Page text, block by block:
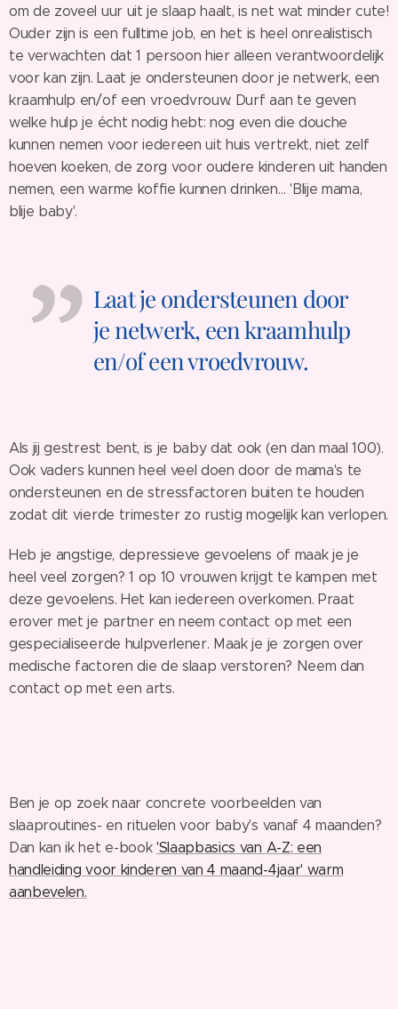
om de zoveel uur uit je slaap haalt, is net wat minder cute!
Ouder zijn is een fulltime job, en het is heel onrealistisch
te verwachten dat 1 persoon hier alleen verantwoordelijk
voor kan zijn. Laat je ondersteunen door je netwerk, een
kraamhulp en/of een vroedvrouw. Durf aan te geven
welke hulp je écht nodig hebt: nog even die douche
kunnen nemen voor iedereen uit huis vertrekt, niet zelf
hoeven koeken, de zorg voor oudere kinderen uit handen
nemen, een warme koffie kunnen drinken… 'Blije mama,
blije baby'.
Laat je ondersteunen door
je netwerk, een kraamhulp
en/of een vroedvrouw.
Als jij gestrest bent, is je baby dat ook (en dan maal 100).
Ook vaders kunnen heel veel doen door de mama's te
ondersteunen en de stressfactoren buiten te houden
zodat dit vierde trimester zo rustig mogelijk kan verlopen.
Heb je angstige, depressieve gevoelens of maak je je
heel veel zorgen? 1 op 10 vrouwen krijgt te kampen met
deze gevoelens. Het kan iedereen overkomen. Praat
erover met je partner en neem contact op met een
gespecialiseerde hulpverlener. Maak je je zorgen over
medische factoren die de slaap verstoren? Neem dan
contact op met een arts.
Ben je op zoek naar concrete voorbeelden van
slaaproutines- en rituelen voor baby's vanaf 4 maanden?
Dan kan ik het e-book 'Slaapbasics van A-Z: een
handleiding voor kinderen van 4 maand-4jaar' warm
aanbevelen.